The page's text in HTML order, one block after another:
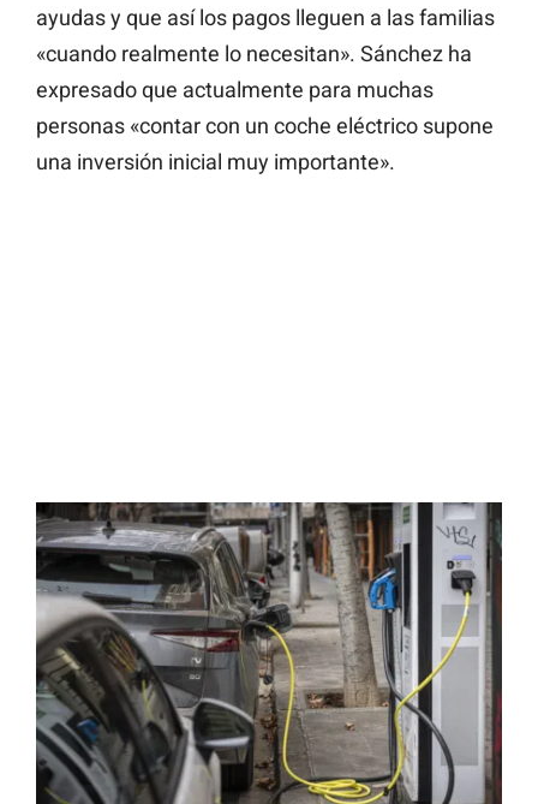
ayudas y que así los pagos lleguen a las familias
«cuando realmente lo necesitan». Sánchez ha
expresado que actualmente para muchas
personas «contar con un coche eléctrico supone
una inversión inicial muy importante».